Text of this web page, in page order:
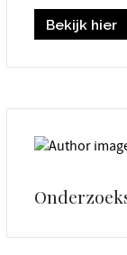
Bekijk hier